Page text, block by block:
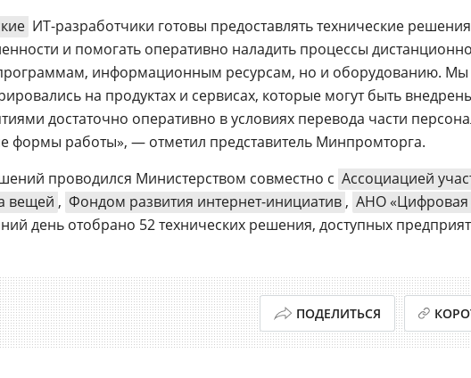
ИТ-разработчики готовы предоставлять технические
и помогать оперативно наладить процессы
информационным ресурсам, но и оборудованию. Мы
на продуктах и сервисах, которые могут быть
достаточно оперативно в условиях перевода части
формы работы», — отметил представитель Минпромторга.
проводился Министерством совместно с Ассоциацией
вещей , Фондом развития интернет-инициатив , АНО «Цифровая
день отобрано 52 технических решения, доступных
ПОДЕЛИТЬСЯ